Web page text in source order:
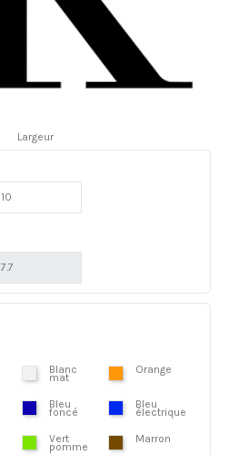
Largeur
Blanc
mat
Orange
Bleu
foncé
Bleu
électrique
Vert
pomme
Marron